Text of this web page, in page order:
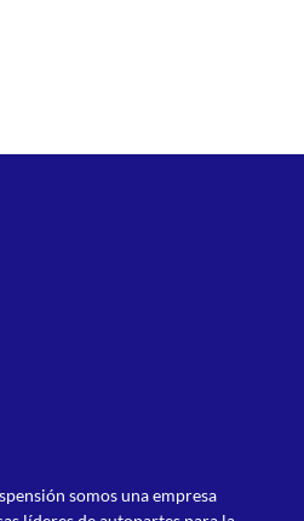
somos una empresa